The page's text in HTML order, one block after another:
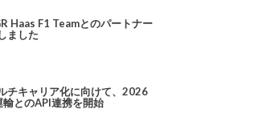
Haas F1 Teamとのパートナー
ました
チキャリア化に向けて、2026
とのAPI連携を開始